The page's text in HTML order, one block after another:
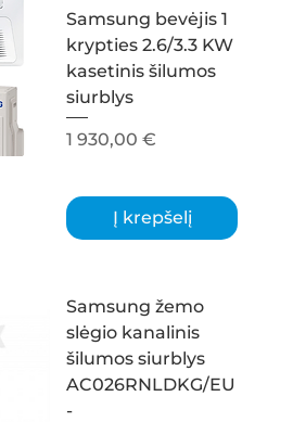
Samsung bevėjis 1
krypties 2.6/3.3 KW
kasetinis šilumos
siurblys
Kaina
1 930,00 €
Į krepšelį
Samsung žemo
slėgio kanalinis
šilumos siurblys
AC026RNLDKG/EU
-